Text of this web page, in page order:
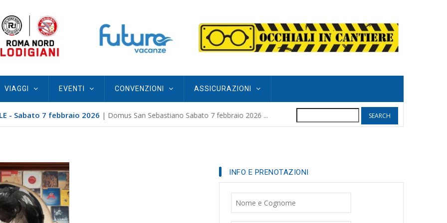
VIAGGI EVENTI CONVENZIONI ASSICURAZIONI
- Sabato 7 febbraio 2026 | Domus San Sebastiano Sabato 7 febbraio 2026 ... 8 months agoPOGGIO GRIFO
INFO E PRENOTAZIONI
Nome